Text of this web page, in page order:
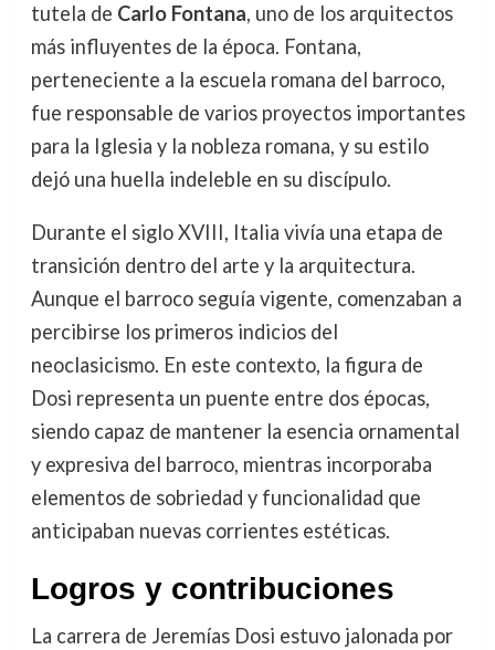
tutela de Carlo Fontana, uno de los arquitectos
más influyentes de la época. Fontana,
perteneciente a la escuela romana del barroco,
fue responsable de varios proyectos importantes
para la Iglesia y la nobleza romana, y su estilo
dejó una huella indeleble en su discípulo.
Durante el siglo XVIII, Italia vivía una etapa de
transición dentro del arte y la arquitectura.
Aunque el barroco seguía vigente, comenzaban a
percibirse los primeros indicios del
neoclasicismo. En este contexto, la figura de
Dosi representa un puente entre dos épocas,
siendo capaz de mantener la esencia ornamental
y expresiva del barroco, mientras incorporaba
elementos de sobriedad y funcionalidad que
anticipaban nuevas corrientes estéticas.
Logros y contribuciones
La carrera de Jeremías Dosi estuvo jalonada por